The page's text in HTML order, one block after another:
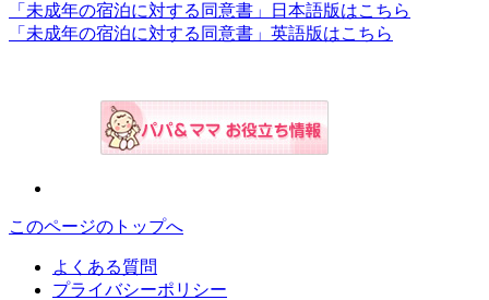
「未成年の宿泊に対する同意書」日本語版はこちら
「未成年の宿泊に対する同意書」英語版はこちら
このページのトップへ
よくある質問
プライバシーポリシー